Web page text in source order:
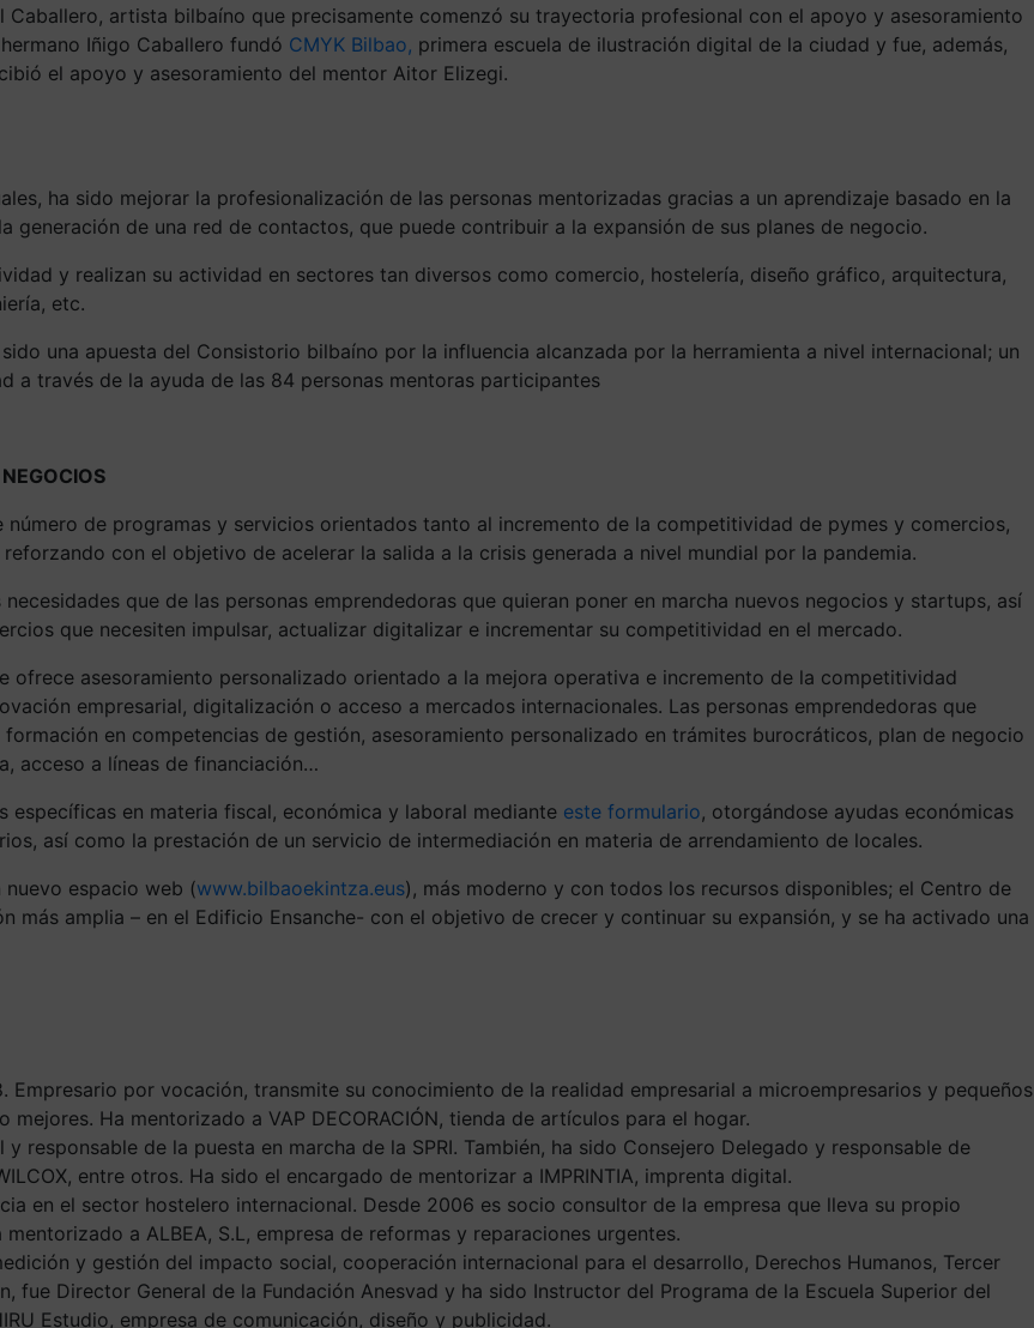
Caballero, artista bilbaíno que precisamente comenzó su trayectoria profesional con el apoyo y asesoramiento
Iñigo Caballero fundó CMYK Bilbao, primera escuela de ilustración digital de la ciudad y fue, además,
el apoyo y asesoramiento del mentor Aitor Elizegi.
ha sido mejorar la profesionalización de las personas mentorizadas gracias a un aprendizaje basado en la
generación de una red de contactos, que puede contribuir a la expansión de sus planes de negocio.
y realizan su actividad en sectores tan diversos como comercio, hostelería, diseño gráfico, arquitectura,
etc.
una apuesta del Consistorio bilbaíno por la influencia alcanzada por la herramienta a nivel internacional; un
a través de la ayuda de las 84 personas mentoras participantes
de programas y servicios orientados tanto al incremento de la competitividad de pymes y comercios,
reforzando con el objetivo de acelerar la salida a la crisis generada a nivel mundial por la pandemia.
necesidades que de las personas emprendedoras que quieran poner en marcha nuevos negocios y startups, así
que necesiten impulsar, actualizar digitalizar e incrementar su competitividad en el mercado.
ofrece asesoramiento personalizado orientado a la mejora operativa e incremento de la competitividad
empresarial, digitalización o acceso a mercados internacionales. Las personas emprendedoras que
formación en competencias de gestión, asesoramiento personalizado en trámites burocráticos, plan de negocio
acceso a líneas de financiación…
específicas en materia fiscal, económica y laboral mediante este formulario, otorgándose ayudas económicas
así como la prestación de un servicio de intermediación en materia de arrendamiento de locales.
nuevo espacio web (www.bilbaoekintza.eus), más moderno y con todos los recursos disponibles; el Centro de
más amplia – en el Edificio Ensanche- con el objetivo de crecer y continuar su expansión, y se ha activado una
Empresario por vocación, transmite su conocimiento de la realidad empresarial a microempresarios y pequeños
mejores. Ha mentorizado a VAP DECORACIÓN, tienda de artículos para el hogar.
responsable de la puesta en marcha de la SPRI. También, ha sido Consejero Delegado y responsable de
entre otros. Ha sido el encargado de mentorizar a IMPRINTIA, imprenta digital.
en el sector hostelero internacional. Desde 2006 es socio consultor de la empresa que lleva su propio
mentorizado a ALBEA, S.L , empresa de reformas y reparaciones urgentes.
y gestión del impacto social, cooperación internacional para el desarrollo, Derechos Humanos, Tercer
fue Director General de la Fundación Anesvad y ha sido Instructor del Programa de la Escuela Superior del
Estudio, empresa de comunicación, diseño y publicidad.